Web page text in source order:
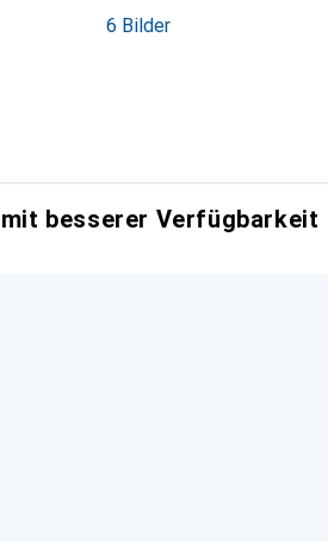
6 Bilder
besserer Verfügbarkeit